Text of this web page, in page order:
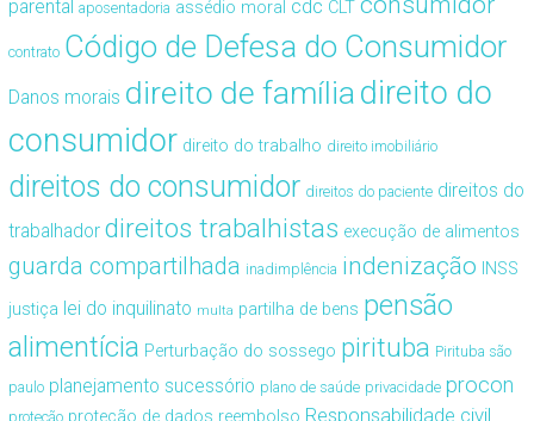
parental aposentadoria assédio moral cdc CLT
contrato Código de Defesa do Consumidor
Danos morais direito de famíliadireito do
consumidor direito do trabalho direito imobiliário
direitos do consumidor direitos do paciente direitos do
trabalhador direitos trabalhistas execução de alimentos
guarda compartilhada inadimplência indenização INSS
justiça lei do inquilinato multa partilha de bens pensão
alimentícia Perturbação do sossego pirituba Pirituba são
paulo planejamento sucessório plano de saúde privacidade procon
proteção proteção de dados reembolso Responsabilidade civil